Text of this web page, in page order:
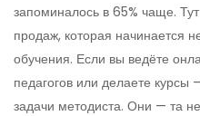
запоминалось в 65% чаще.
продаж, которая начинается
обучения. Если вы ведёте
педагогов или делаете
задачи методиста. Они — та